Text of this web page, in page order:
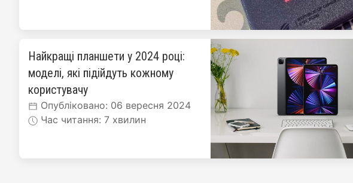
Найкращі планшети у 2024 році:
моделі, які підійдуть кожному
користувачу
Опубліковано: 06 вересня 2024
Час читання: 7 хвилин